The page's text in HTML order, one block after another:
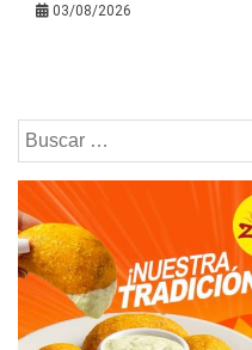
03/08/2026
Buscar: